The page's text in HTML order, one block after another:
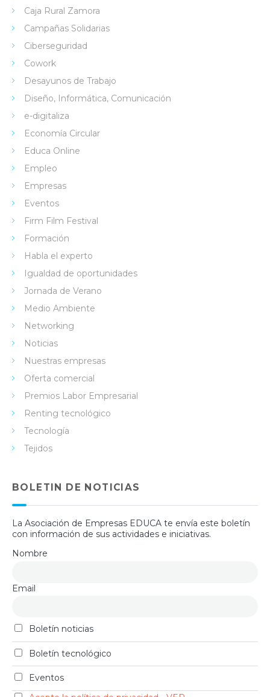
Caja Rural Zamora
Campañas Solidarias
Ciberseguridad
Cowork
Desayunos de Trabajo
Diseño, Informática, Comunicación
e-digitaliza
Economía Circular
Educa Online
Empleo
Empresas
Eventos
Firm Film Festival
Formación
Habla el experto
Igualdad de oportunidades
Jornada de Verano
Medio Ambiente
Networking
Noticias
Nuestras empresas
Oferta comercial
Premios Labor Empresarial
Renting tecnológico
Tecnología
Tejidos
BOLETIN DE NOTICIAS
La Asociación de Empresas EDUCA te envía este boletín
con información de sus actividades e iniciativas.
Nombre
Email
Boletín noticias
Boletín tecnológico
Eventos